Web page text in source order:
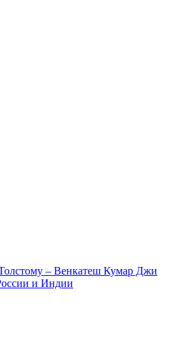
– Венкатеш Кумар Джи
и Индии